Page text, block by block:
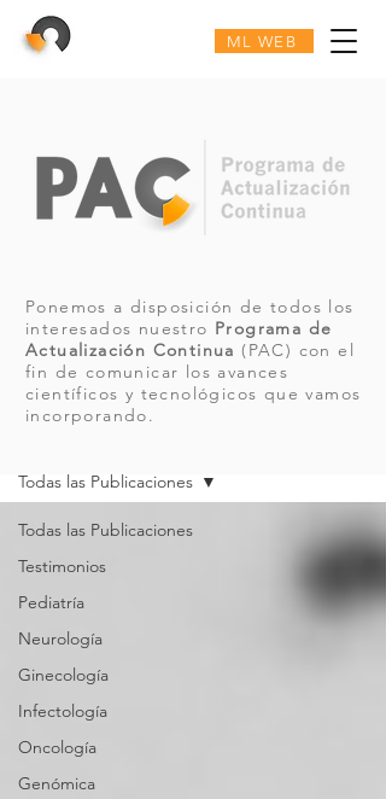
ML WEB
Todas las Publicaciones
Testimonios
Pediatría
Neurología
Ginecología
Infectología
Oncología
Genómica
Todas las Publicaciones
Ponemos a disposición de todos los
interesados nuestro Programa de
Actualización Continua (PAC) con el
fin de comunicar los avances
científicos y tecnológicos que vamos
incorporando.